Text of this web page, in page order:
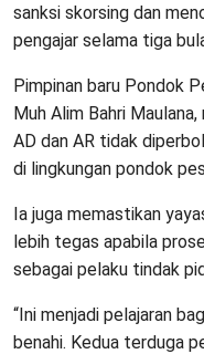
sanksi skorsing dan
pengajar selama tiga
Pimpinan baru Pondok
Muh Alim Bahri
AD dan AR tidak
di lingkungan pondok
Ia juga memastikan
lebih tegas apabila
sebagai pelaku tindak
“Ini menjadi pelajaran
benahi. Kedua terduga